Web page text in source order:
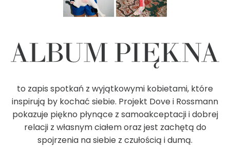
to zapis spotkań z wyjątkowymi kobietami, które
inspirują by kochać siebie. Projekt Dove i Rossmann
pokazuje piękno płynące z samoakceptacji i dobrej
relacji z własnym ciałem oraz jest zachętą do
spojrzenia na siebie z czułością i dumą.